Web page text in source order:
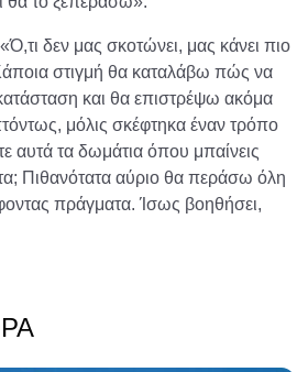
δεν μας σκοτώνει, μας κάνει πιο
στιγμή θα καταλάβω πώς να
και θα επιστρέψω ακόμα
μόλις σκέφτηκα έναν τρόπο
αυτά τα δωμάτια όπου μπαίνεις
Πιθανότατα αύριο θα περάσω όλη
πράγματα. Ίσως βοηθήσει,